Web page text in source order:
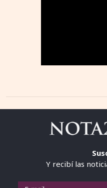
Y recibí las